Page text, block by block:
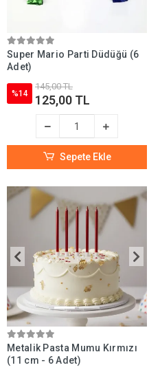
Super Mario Parti Düdüğü (6
Adet)
%14
145,00 TL
125,00 TL
Sepete Ekle
Metalik Pasta Mumu Kırmızı
(11 cm - 6 Adet)